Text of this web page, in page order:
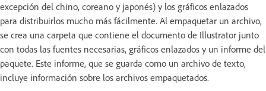
excepción del chino, coreano y japonés) y los gráficos enlazados
para distribuirlos mucho más fácilmente. Al empaquetar un archivo,
se crea una carpeta que contiene el documento de Illustrator junto
con todas las fuentes necesarias, gráficos enlazados y un informe del
paquete. Este informe, que se guarda como un archivo de texto,
incluye información sobre los archivos empaquetados.